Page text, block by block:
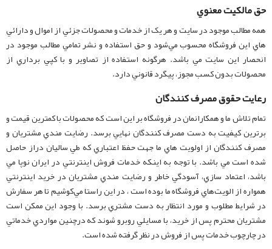
حق مالکيت معنوي
همه مطالب موجود در سايت و هر يک از خدمات و محصولات جزئي از اموال و دارائي
هاي اين فروشگاه محسوب مي‏‌شود و حق استفاده و نشر تمامي مطالب موجود در
انحصار اين سايت مي باشد. هرگونه استفاده از تصاوير و با کپي برداري از
محصولات بدون کسب مجوز، پيگرد قانوني دارد.
رعايت حقوق مصرف کنندگان
تمام تلاش ما و همکارانمان در فروشگاه بر اين است که محصولات با کمترين قيمت و
برترين کيفيت به دست مصرف کنندگان نهايي برسد. رضايت مندي مشتريان و
مصرف کنندگان از اولويت هاي ما جهت حفظ اعتباري که طي ساليان دراز حاصل
شده است مي باشد. با توجه به اينکه خدمات فروش اينترنتي در ايران نوپا مي
باشد، اعتماد سازي، آسودگي خاطر و رضايت مندي مشتريان در خريد اينترنتي
همواره از الويت‏‌هاي فروشگاه ما بوده است ، در اين راستا مي‏‌کوشيم تا هر سفارش
در شرايط مطلوب و مورد انتظار به دست مشتري برسد. با وجود اين ممکن است
مشتريان محترم پس از خريد، با مسايلي روبرو شوند که درچنين مواردي خدماتي
در چارچوب خدمات پس از فروش در نظر گرفته شده است.